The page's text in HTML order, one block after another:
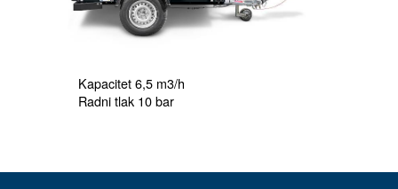
Kapacitet 6,5 m3/h